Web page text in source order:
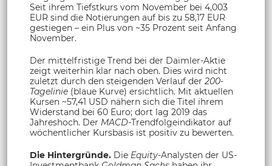
Seit ihrem Tiefstkurs vom November bei 4,003
EUR sind die Notierungen auf bis zu 58,17 EUR
gestiegen – ein Plus von ~35 Prozent seit Anfang
November.
Der mittelfristige Trend bei der Daimler-Aktie
zeigt weiterhin klar nach oben. Dies wird nicht
zuletzt durch den steigenden Verlauf der 200-
Tagelinie (blaue Kurve) ersichtlich. Mit aktuellen
Kursen ~57,41 USD nähern sich die Titel ihrem
Widerstand bei 60 Euro; dort lag 2019 das
Jahreshoch. Der MACD-Trendfolgeindikator auf
wöchentlicher Kursbasis ist positiv zu bewerten.
Die Hintergründe. Die Equity-Analysten der US-